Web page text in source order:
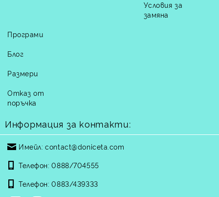
Условия за
замяна
Програми
Блог
Размери
Отказ от
поръчка
Информация за контакти:
Имейл: contact@doniceta.com
Телефон: 0888/704555
Телефон: 0883/439333